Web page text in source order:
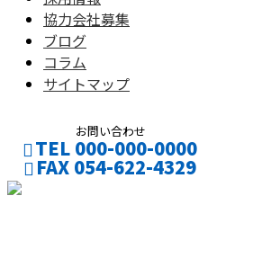
協力会社募集
ブログ
コラム
サイトマップ
お問い合わせ
TEL 000-000-0000
FAX 054-622-4329